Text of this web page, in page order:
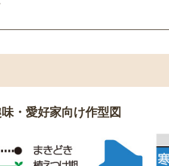
・愛好家向け作型図